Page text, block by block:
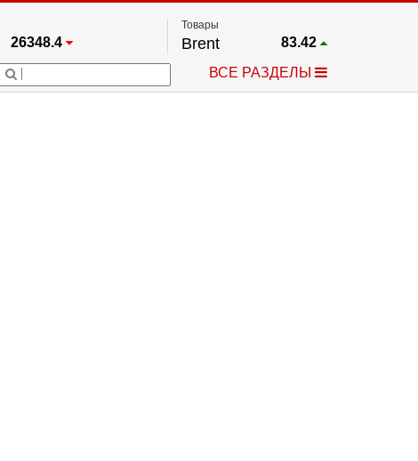
26348.4
67.17
53885.1
Товары
Brent 83.42
Платина
2.626
ВСЕ РАЗДЕЛЫ